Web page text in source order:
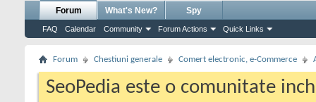
Forum
FAQ Calendar Community Forum Actions Quick Links
What's New? Spy
Forum Chestiuni generale Comert electronic, e-Commerce
SeoPedia este o comunitate